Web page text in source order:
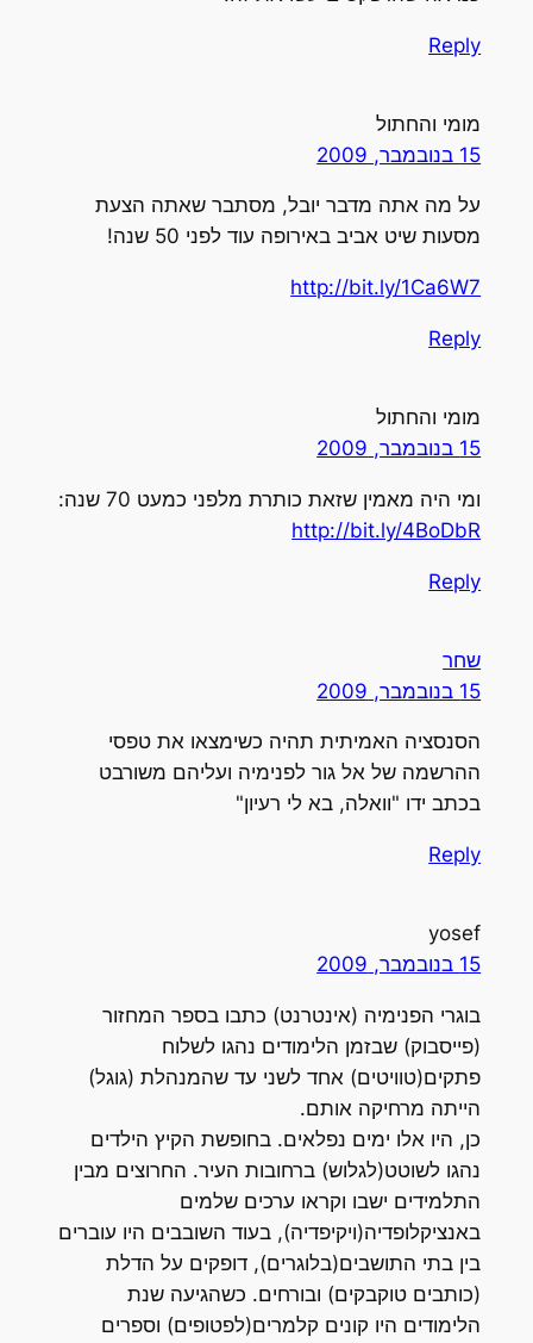
Reply
מומי והחתול
15 בנובמבר, 2009
על מה אתה מדבר יובל, מסתבר שאתה הצעת
מסעות שיט אביב באירופה עוד לפני 50 שנה!
http://bit.ly/1Ca6W7
Reply
מומי והחתול
15 בנובמבר, 2009
ומי היה מאמין שזאת כותרת מלפני כמעט 70 שנה:
http://bit.ly/4BoDbR
Reply
שחר
15 בנובמבר, 2009
הסנסציה האמיתית תהיה כשימצאו את טפסי
ההרשמה של אל גור לפנימיה ועליהם משורבט
בכתב ידו "וואלה, בא לי רעיון"
Reply
yosef
15 בנובמבר, 2009
בוגרי הפנימיה (אינטרנט) כתבו בספר המחזור
(פייסבוק) שבזמן הלימודים נהגו לשלוח
פתקים(טוויטים) אחד לשני עד שהמנהלת (גוגל)
הייתה מרחיקה אותם.
כן, היו אלו ימים נפלאים. בחופשת הקיץ הילדים
נהגו לשוטט(לגלוש) ברחובות העיר. החרוצים מבין
התלמידים ישבו וקראו ערכים שלמים
באנציקלופדיה(ויקיפדיה), בעוד השובבים היו עוברים
בין בתי התושבים(בלוגרים), דופקים על הדלת
(כותבים טוקבקים) ובורחים. כשהגיעה שנת
הלימודים היו קונים קלמרים(לפטופים) וספרים